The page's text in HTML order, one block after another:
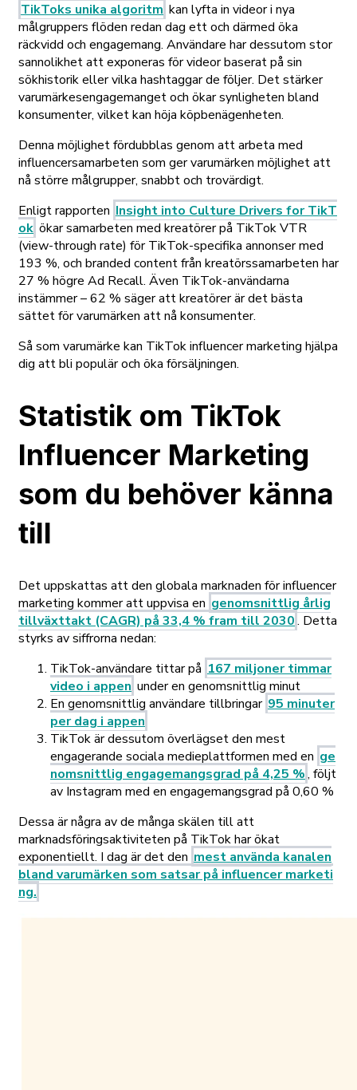
TikToks unika algoritm kan lyfta in videor i nya
målgruppers flöden redan dag ett och därmed öka
räckvidd och engagemang. Användare har dessutom stor
sannolikhet att exponeras för videor baserat på sin
sökhistorik eller vilka hashtaggar de följer. Det stärker
varumärkesengagemanget och ökar synligheten bland
konsumenter, vilket kan höja köpbenägenheten.
Denna möjlighet fördubblas genom att arbeta med
influencersamarbeten som ger varumärken möjlighet att
nå större målgrupper, snabbt och trovärdigt.
Enligt rapporten Insight into Culture Drivers for TikT
ok ökar samarbeten med kreatörer på TikTok VTR
(view-through rate) för TikTok-specifika annonser med
193 %, och branded content från kreatörssamarbeten har
27 % högre Ad Recall. Även TikTok-användarna
instämmer – 62 % säger att kreatörer är det bästa
sättet för varumärken att nå konsumenter.
Så som varumärke kan TikTok influencer marketing hjälpa
dig att bli populär och öka försäljningen.
Statistik om TikTok
Influencer Marketing
som du behöver känna
till
Det uppskattas att den globala marknaden för influencer
marketing kommer att uppvisa en genomsnittlig årlig
tillväxttakt (CAGR) på 33,4 % fram till 2030. Detta
styrks av siffrorna nedan:
TikTok-användare tittar på 167 miljoner timmar
video i appen under en genomsnittlig minut
En genomsnittlig användare tillbringar 95 minuter
per dag i appen
TikTok är dessutom överlägset den mest
engagerande sociala medieplattformen med en ge
nomsnittlig engagemangsgrad på 4,25 %, följt
av Instagram med en engagemangsgrad på 0,60 %
Dessa är några av de många skälen till att
marknadsföringsaktiviteten på TikTok har ökat
exponentiellt. I dag är det den mest använda kanalen
bland varumärken som satsar på influencer marketi
ng.